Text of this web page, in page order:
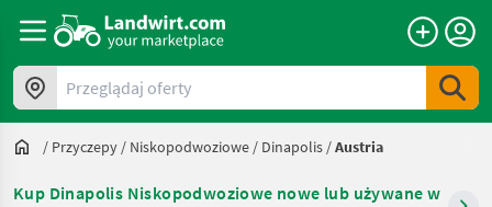
Przeglądaj oferty
/ Przyczepy / Niskopodwoziowe / Dinapolis /Austria
Kup Dinapolis Niskopodwoziowe nowe lub używane w